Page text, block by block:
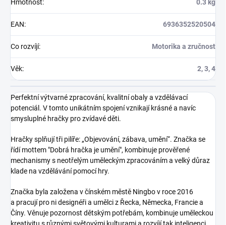
Hmotnost: 0.3 kg
EAN: 6936352520504
Co rozvíjí: Motorika a zručnost
Věk: 2, 3, 4
Perfektní výtvarné zpracování, kvalitní obaly a vzdělávací
potenciál. V tomto unikátním spojení vznikají krásné a navíc
smysluplné hračky pro zvídavé děti.
Hračky splňují tři pilíře: „Objevování, zábava, umění“. Značka se
řídí mottem "Dobrá hračka je umění", kombinuje prověřené
mechanismy s neotřelým uměleckým zpracováním a velký důraz
klade na vzdělávání pomocí hry.
Značka byla založena v čínském městě Ningbo v roce 2016
a pracují pro ni designéři a umělci z Řecka, Německa, Francie a
Číny. Věnuje pozornost dětským potřebám, kombinuje uměleckou